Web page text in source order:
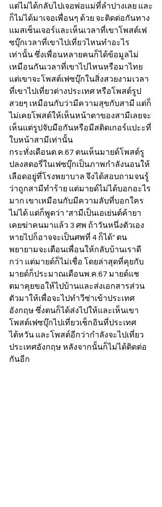
แต่ไม่ได้กลับไปเจอพ่อแม่ที่ลำปางเลย และ
ก็ไม่ได้มาเจอเพื่อนๆ ด้วย จะติดต่อกันทาง
แมสเซ็นเจอร์และเห็นเวลาที่เขาโพสต์เฟ
ซบุ๊กเวลาที่เขาไปเที่ยวไหนทำอะไร
เท่านั้น ซึ่งเพื่อนหลายคนก็ได้ข้อมูลไม่
เหมือนกันเวลาที่เขาไปไหนหรือมาไทย
แต่เขาจะโพสต์เฟซบุ๊กในสิ่งสวยงามเวลา
ที่เขาไปเที่ยวต่างประเทศ หรือโพสต์รูป
สวยๆ เหมือนกับว่ามีความสุขกับสามี แต่ก็
ไม่เคยโพสต์ให้เห็นหน้าตาของสามีเลยจะ
เห็นแต่รูปจับมือกันหรือมีสติดเกอร์แปะะที่
ใบหน้าสามีเท่านั้น
กระทั่งเดือนต.ค.67 ตนเห็นมายด์โพสต์รู
ปลงสตอรี่ในเฟซบุ๊กเป็นภาพกำลังนอนให้
เลือดอยู่ที่โรงพยาบาล จึงได้สอบถามจนรู้
ว่าถูกสามีทำร้าย แต่มายด์ไม่ได้บอกอะไร
มาก เขาเหมือนกับมีความลับที่บอกใคร
ไม่ได้ แต่ก็พูดว่า "สามีเป็นเอเย่นต์ค้ายา
เคยฆ่าคนมาแล้ว 3 ศพ ถ้าวันหนึ่งตัวเอง
หายไปก็อาจจะเป็นศพที่ 4 ก็ได้" ตน
พยายามจะเตือนเพื่อนให้กลับบ้านเราดี
กว่า แต่มายด์ก็ไม่เชื่อ โดยล่าสุดที่คุยกับ
มายด์ก็ประมาณเดือนพ.ค.67 มายด์แช
ตมาคุยขอให้ไปบ้านและส่งเอกสารส่วน
ตัวมาให้เพื่อจะไปทำวีซ่าเข้าประเทศ
อังกฤษ ซึ่งตนก็ได้ส่งไปให้และเห็นเขา
โพสต์เฟซบุ๊กไปเที่ยวเช็กอินที่ประเทศ
ไต้หวัน และโพสต์อีกว่ากำลังจะไปเที่ยว
ประเทศอังกฤษ หลังจากนั้นก็ไม่ได้ติดต่อ
กันอีก